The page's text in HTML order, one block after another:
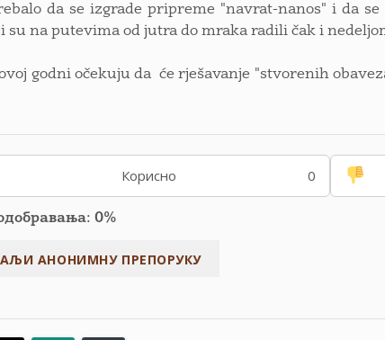
da se izgrade pripreme "navrat-nanos" i da
su na putevima od jutra do mraka radili čak i
godni očekuju da će rješavanje "stvorenih
Корисно 0
0%